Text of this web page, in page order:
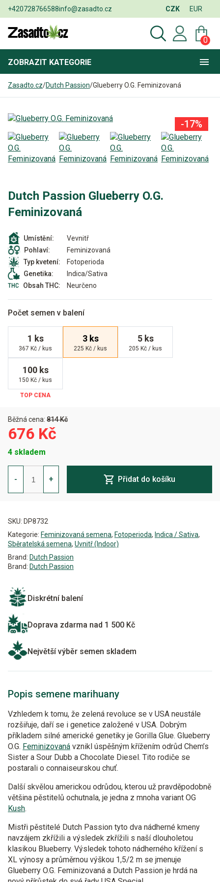
+420728766588info@zasadto.cz CZK EUR
0
ZOBRAZIT KATEGORIE
Zasadto.cz/Dutch Passion/Glueberry O.G. Feminizovaná
Dutch Passion Glueberry O.G.
Feminizovaná
Umístění:
Vevnitř
Pohlaví:
Feminizovaná
Typ kvetení:
Fotoperioda
Genetika:
Indica/Sativa
Obsah THC:
Neurčeno
Počet semen v balení
1 ks
367 Kč / kus
3 ks
225 Kč / kus
5 ks
205 Kč / kus
100 ks
150 Kč / kus
Běžná cena: 814 Kč
-17%
676 Kč
4 skladem
-
Glueberry
O.G.
Feminizovaná
množství
+ Přidat do košíku
SKU: DP8732
Kategorie: Feminizovaná semena, Fotoperioda, Indica / Sativa,
Sběratelská semena, Uvnitř (Indoor)
Brand: Dutch Passion
Brand: Dutch Passion
Diskrétní balení
Doprava zdarma nad 1 500 Kč
Největší výběr semen skladem
Popis semene marihuany
Vzhledem k tomu, že zelená revoluce se v USA neustále
rozšiřuje, daří se i genetice založené v USA. Dobrým
příkladem silné americké genetiky je Gorilla Glue. Glueberry
O.G. Feminizovaná vznikl úspěšným křížením odrůd Chem’s
Sister a Sour Dubb a Chocolate Diesel. Tito rodiče se
postarali o connaiseurskou chuť.
Další skvělou americkou odrůdou, kterou už pravděpodobně
většina pěstitelů ochutnala, je jedna z mnoha variant OG
Kush.
Mistři pěstitelé Dutch Passion tyto dva nádherné kmeny
navzájem zkřížili a výsledek zkřížili s naší dlouholetou
klasikou Blueberry. Výsledek tohoto nádherného křížení s
XL výnosy a průměrnou výškou 1,5/2 m se jmenuje
Glueberry O.G. Feminizovaná a Dutch Passion je hrdá na